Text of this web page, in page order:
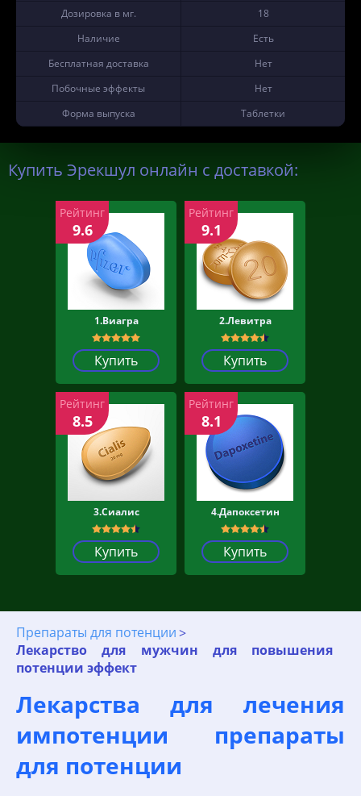
Дозировка в мг.
18
Наличие
Есть
Бесплатная доставка
Нет
Побочные эффекты
Нет
Форма выпуска
Таблетки
Купить Эрекшул онлайн с доставкой:
1.Виагра
Купить
Рейтинг
9.6
2.Левитра
Купить
Рейтинг
9.1
3.Сиалис
Купить
Рейтинг
8.5
4.Дапоксетин
Купить
Рейтинг
8.1
Препараты для потенции
Лекарство для мужчин для повышения
потенции эффект
Лекарства для лечения
импотенции препараты
для потенции